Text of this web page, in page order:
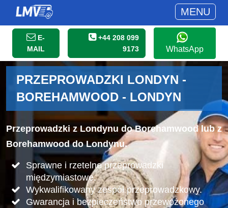
MENU
E-
MAIL
+44 208 099
9173
WhatsApp
PRZEPROWADZKI LONDYN -
BOREHAMWOOD - LONDYN
Przeprowadzki z Londynu do Borehamwood lub z
Borehamwood do Londynu.
Sprawne i rzetelne przeprowadzki
międzymiastowe.
Wykwalifikowany zespół przeprowadzkowy.
Gwarancja i bezpieczeństwo przewożonego